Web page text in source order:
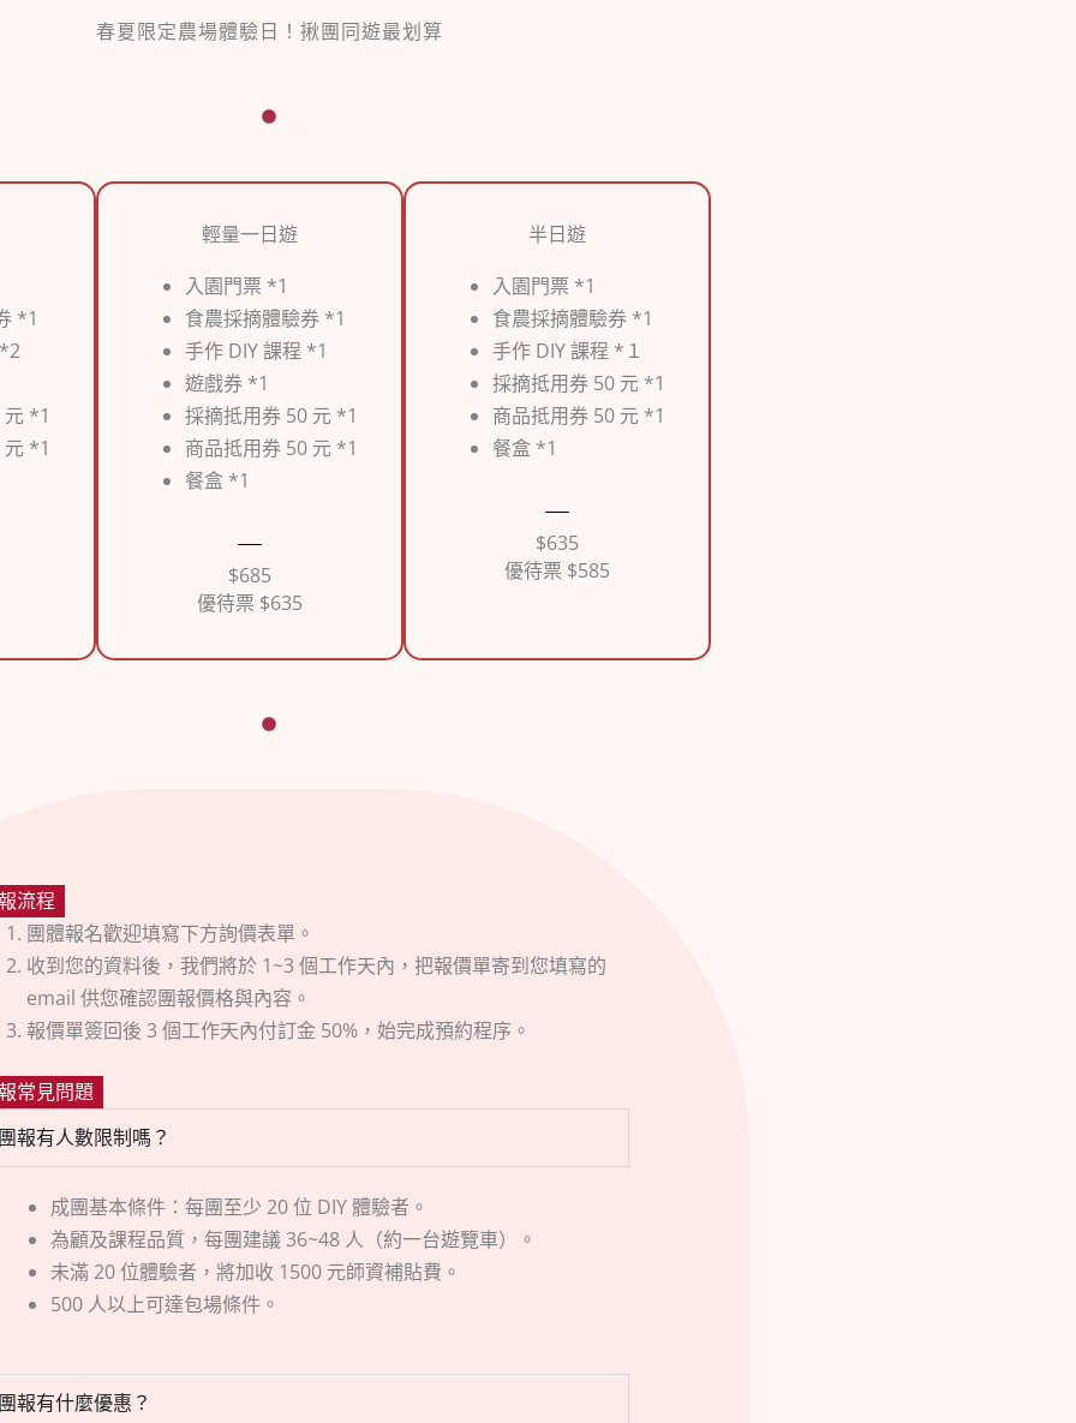
春夏限定農場體驗日！揪團同遊最划算
*1
*1
*1
輕量一日遊
入園門票 *1
食農採摘體驗券 *1
手作 DIY 課程 *1
遊戲券 *1
採摘抵用券 50 元 *1
商品抵用券 50 元 *1
餐盒 *1
$685
優待票 $635
半日遊
入園門票 *1
食農採摘體驗券 *1
手作 DIY 課程 *１
採摘抵用券 50 元 *1
商品抵用券 50 元 *1
餐盒 *1
$635
優待票 $585
流程
團體報名歡迎填寫下方詢價表單。
收到您的資料後，我們將於 1~3 個工作天內，把報價單寄到您填寫的
email 供您確認團報價格與內容。
報價單簽回後 3 個工作天內付訂金 50%，始完成預約程序。
常見問題
報有人數限制嗎？
成團基本條件：每團至少 20 位 DIY 體驗者。
為顧及課程品質，每團建議 36~48 人（約一台遊覽車）。
未滿 20 位體驗者，將加收 1500 元師資補貼費。
500 人以上可達包場條件。
報有什麼優惠？